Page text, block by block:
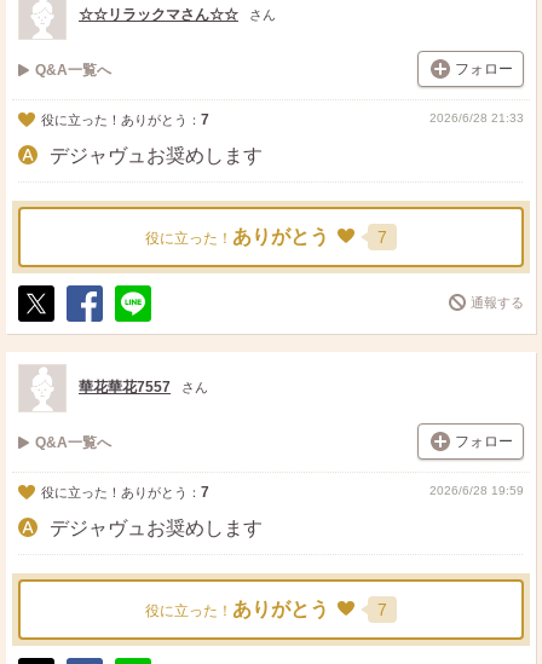
☆☆リラックマさん☆☆ さん
Q&A一覧へ フォロー
役に立った！ありがとう： 7 2026/6/28 21:33
デジャヴュお奨めします
役に立った！ ありがとう 7
ポ
ス
ト
シ
ェ
送
る
通報する
華花華花7557 さん
Q&A一覧へ フォロー
役に立った！ありがとう： 7 2026/6/28 19:59
デジャヴュお奨めします
役に立った！ ありがとう 7